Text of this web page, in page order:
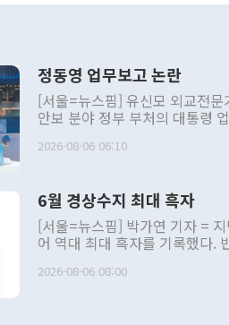
정동영 업무보고 논란
[서울=뉴스핌] 유신모 외교전
안보 분야 정부 부처의 대통령
발언 중에는 정부 내 조율을 거
주의적 희망에 근거한 비현실적
관의 대북 정책 관련 발언이 물
관 부처 장관이 공개적으로 부
관의 무리한 대북 접근법과 월
다. [정동영 통일부 장관이 지난달 23일 오후 서울 종로구 정부서울청사에
2026-08-06 06:10
6월 경상수지 최대 흑자
[서울=뉴스핌] 박가연 기자 =
어 역대 최대 흑자를 기록했다.
료=한국은행] 한국은행이 6일 발표한 '2026년 6월 국제수지(잠정)'에 따르
2026-08-06 08:00